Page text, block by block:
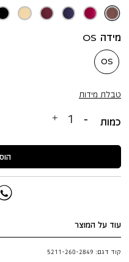
חום
ספיה
ורוד
נאון
כחול
קטיפה
יין
עמוק
צהוב
פסטל
מידה OS
OS
טבלת מידות
כמות
עוד על המוצר
קוד דגם: 5211-260-2849